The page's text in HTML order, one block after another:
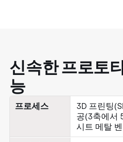
신속한 프로토
능
프로세스
3D 프린팅
공(3축에서
시트 메탈